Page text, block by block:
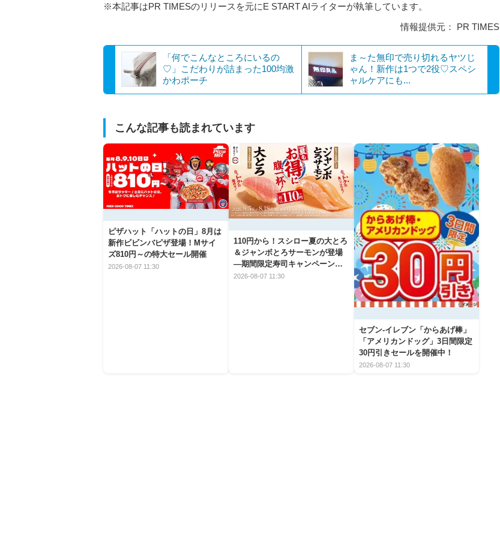
※本記事はPR TIMESのリリースを元にE START AIライターが執筆しています。
情報提供元： PR TIMES
「何でこんなところにいるの
♡」こだわりが詰まった100均激
かわポーチ
ま～た無印で売り切れるヤツじ
ゃん！新作は1つで2役♡スペシ
ャルケアにも...
こんな記事も読まれています
ピザハット「ハットの日」8月は
新作ビビンバピザ登場！Mサイ
ズ810円～の特大セール開催
2026-08-07 11:30
110円から！スシロー夏の大とろ
＆ジャンボとろサーモンが登場
―期間限定寿司キャンペーンま
とめ
2026-08-07 11:30
セブン‐イレブン「からあげ棒」
「アメリカンドッグ」3日間限定
30円引きセールを開催中！
2026-08-07 11:30